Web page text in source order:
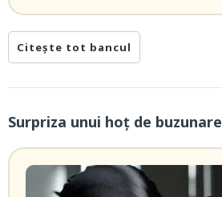
Citește tot bancul
Surpriza unui hoţ de buzunare